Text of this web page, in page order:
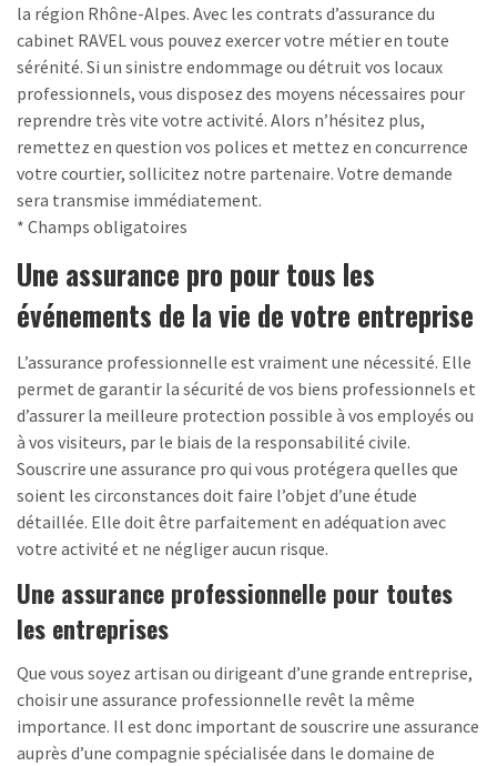
la région Rhône-Alpes. Avec les contrats d’assurance du
cabinet RAVEL vous pouvez exercer votre métier en toute
sérénité. Si un sinistre endommage ou détruit vos locaux
professionnels, vous disposez des moyens nécessaires pour
reprendre très vite votre activité. Alors n’hésitez plus,
remettez en question vos polices et mettez en concurrence
votre courtier, sollicitez notre partenaire. Votre demande
sera transmise immédiatement.
* Champs obligatoires
Une assurance pro pour tous les
événements de la vie de votre entreprise
L’assurance professionnelle est vraiment une nécessité. Elle
permet de garantir la sécurité de vos biens professionnels et
d’assurer la meilleure protection possible à vos employés ou
à vos visiteurs, par le biais de la responsabilité civile.
Souscrire une assurance pro qui vous protégera quelles que
soient les circonstances doit faire l’objet d’une étude
détaillée. Elle doit être parfaitement en adéquation avec
votre activité et ne négliger aucun risque.
Une assurance professionnelle pour toutes
les entreprises
Que vous soyez artisan ou dirigeant d’une grande entreprise,
choisir une assurance professionnelle revêt la même
importance. Il est donc important de souscrire une assurance
auprès d’une compagnie spécialisée dans le domaine de